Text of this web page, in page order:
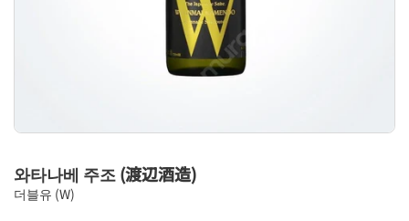
와타나베 주조 (渡辺酒造)
더블유 (W)